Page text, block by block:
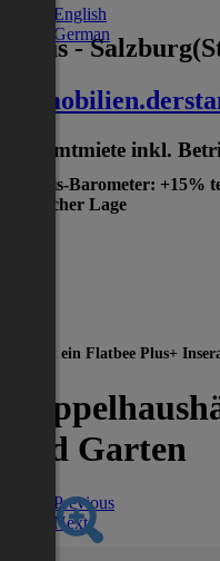
English
German
Haus -
Gesamtmiete inkl.
Preis-Barometer: +15%
gleicher Lage
Dies ist ein Flatbee Plus+
und Garten
Previous
Next